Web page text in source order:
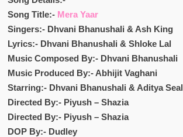
Song Title:- Mera Yaar
Singers:- Dhvani Bhanushali & Ash King
Lyrics:- Dhvani Bhanushali & Shloke Lal
Music Composed By:- Dhvani Bhanushali
Music Produced By:- Abhijit Vaghani
Starring:- Dhvani Bhanushali & Aditya Seal
Directed By:- Piyush – Shazia
Directed By:- Piyush – Shazia
DOP By:- Dudley